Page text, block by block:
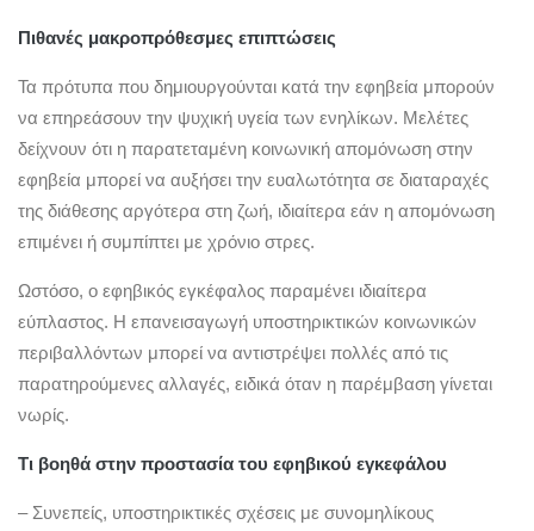
Πιθανές μακροπρόθεσμες επιπτώσεις
Τα πρότυπα που δημιουργούνται κατά την εφηβεία μπορούν
να επηρεάσουν την ψυχική υγεία των ενηλίκων. Μελέτες
δείχνουν ότι η παρατεταμένη κοινωνική απομόνωση στην
εφηβεία μπορεί να αυξήσει την ευαλωτότητα σε διαταραχές
της διάθεσης αργότερα στη ζωή, ιδιαίτερα εάν η απομόνωση
επιμένει ή συμπίπτει με χρόνιο στρες.
Ωστόσο, ο εφηβικός εγκέφαλος παραμένει ιδιαίτερα
εύπλαστος. Η επανεισαγωγή υποστηρικτικών κοινωνικών
περιβαλλόντων μπορεί να αντιστρέψει πολλές από τις
παρατηρούμενες αλλαγές, ειδικά όταν η παρέμβαση γίνεται
νωρίς.
Τι βοηθά στην προστασία του εφηβικού εγκεφάλου
– Συνεπείς, υποστηρικτικές σχέσεις με συνομηλίκους